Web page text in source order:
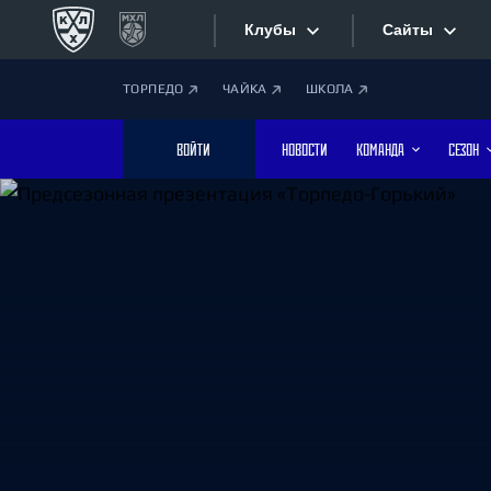
Клубы
Дивизион Боброва
Лада
Сайты
ТОРПЕДО ЧАЙКА ШКОЛА
ВОЙТИ НОВОСТИ КОМАНДА СЕЗОН